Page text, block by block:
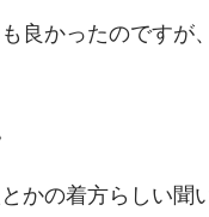
良かったのですが
かの着方らしい聞